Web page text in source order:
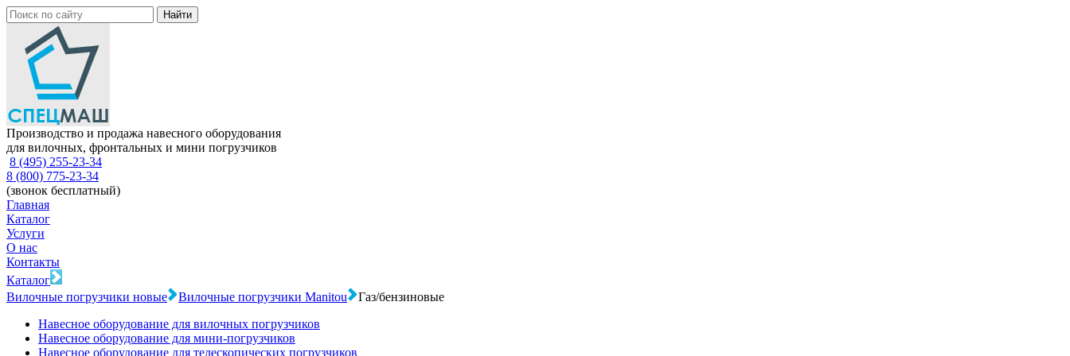
Производство и продажа навесного оборудования
для вилочных, фронтальных и мини погрузчиков
8 (495) 255-23-34
8 (800) 775-23-34
(звонок бесплатный)
Главная
Каталог
Услуги
О нас
Контакты
Каталог
Вилочные погрузчики новые
Вилочные погрузчики Manitou
Газ/бензиновые
Навесное оборудование для вилочных погрузчиков
Навесное оборудование для мини-погрузчиков
Навесное оборудование для телескопических погрузчиков